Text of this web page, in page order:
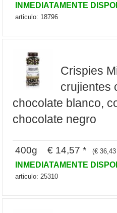
INMEDIATAMENTE
articulo: 18796
Crispies
crujientes
chocolate blanco,
chocolate negro
400g € 14,57 * (€
INMEDIATAMENTE
articulo: 25310